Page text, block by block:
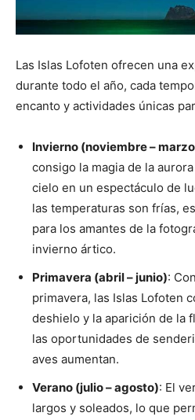
Las Islas Lofoten ofrecen una
durante todo el año, cada
encanto y actividades únicas
Invierno (noviembre –
consigo la magia de la
cielo en un espectáculo de
las temperaturas son frías,
para los amantes de la
invierno ártico.
Primavera (abril – junio):
primavera, las Islas Lofoten
deshielo y la aparición de la
las oportunidades de
aves aumentan.
Verano (julio – agosto): El
largos y soleados, lo que